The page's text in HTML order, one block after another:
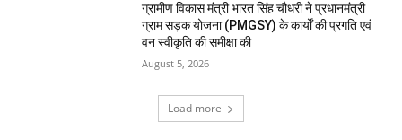
ग्रामीण विकास मंत्री भारत सिंह चौधरी ने प्रधानमंत्री
ग्राम सड़क योजना (PMGSY) के कार्यों की प्रगति एवं
वन स्वीकृति की समीक्षा की
August 5, 2026
Load more